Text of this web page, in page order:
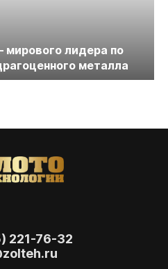
лидера по
металла
221-76-32